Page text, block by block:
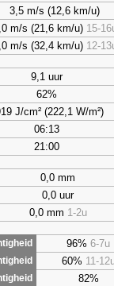
3,5 m/s (12,6 km/u)
m/s (21,6 km/u) 15-
m/s (32,4 km/u) 12-
9,1 uur
62%
J/cm² (222,1 W/m²)
06:13
21:00
0,0 mm
0,0 uur
0,0 mm 1-2u
96% 6-7u
60% 11-
82%